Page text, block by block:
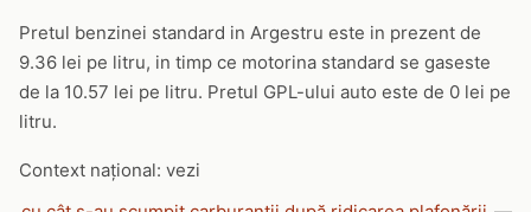
Pretul benzinei standard in Argestru este in prezent de
9.36 lei pe litru, in timp ce motorina standard se gaseste
de la 10.57 lei pe litru. Pretul GPL-ului auto este de 0 lei pe
litru.
Context național: vezi